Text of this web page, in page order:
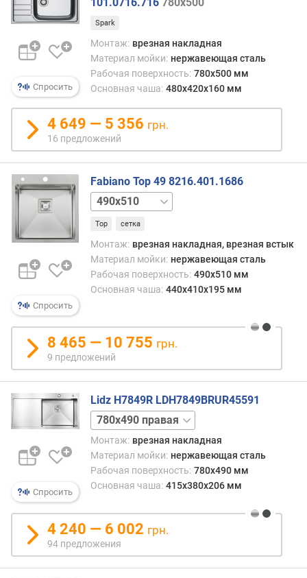
н
а
м
о
к
и
д
л
и
а
ч
и
м
ш
и
р
и
н
а
а
и
м
)
г
л
у
Спросить
Spark
Монтаж: врезная накладная
Материал мойки: нержавеющая сталь
Рабочая поверхность: 780x500 мм
Основная чаша: 480x420x160 мм
4 649 — 5 356 грн.
16 предложений
Спросить
Fabiano Top 49 8216.401.1686
560x510
Top сетка
Монтаж: врезная накладная, врезная встык
Материал мойки: нержавеющая сталь
Рабочая поверхность: 490x510 мм
Основная чаша: 440x410x195 мм
8 465 — 10 755 грн.
9 предложений
Спросить
Lidz H7849R LDH7849BRUR45591
630х500
левая
630х500
правая
780х490
левая
Монтаж: врезная накладная
Материал мойки: нержавеющая сталь
Рабочая поверхность: 780х490 мм
Основная чаша: 415х380х206 мм
4 240 — 6 002 грн.
94 предложения